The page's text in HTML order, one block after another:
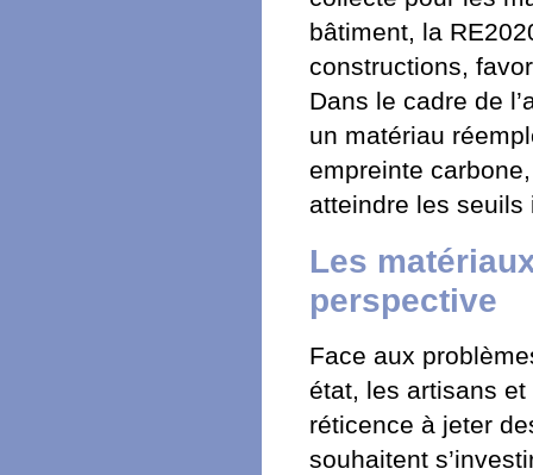
bâtiment, la
constructions,
Dans le cadre de
un matériau
empreinte
atteindre les
Les
perspective
Face aux
état, les artisans
réticence à jeter
souhaitent